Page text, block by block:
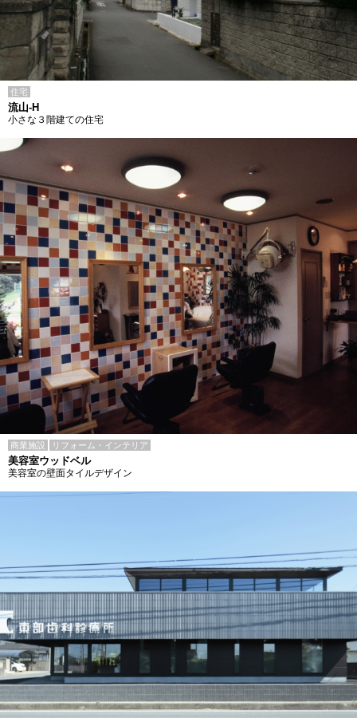
住宅
流山-H
小さな３階建ての住宅
商業施設 リフォーム・インテリア
美容室ウッドベル
美容室の壁面タイルデザイン